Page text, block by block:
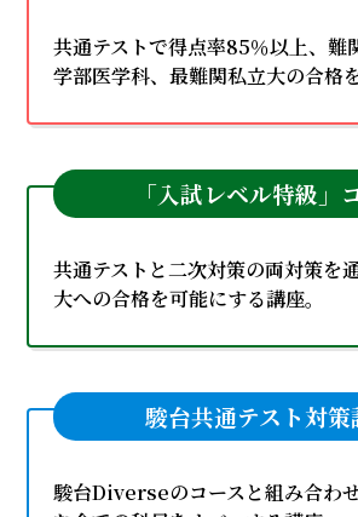
共通テストで得点率85％以上、難
学部医学科、最難関私立大の合格
「入試レベル特級」
共通テストと二次対策の両対策を
大への合格を可能にする講座。
駿台共通テスト対策
駿台Diverseのコースと組み合わ